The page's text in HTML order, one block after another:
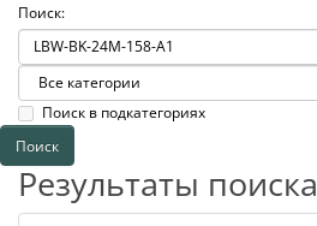
Поиск:
Поиск в подкатегориях
Результаты поиска